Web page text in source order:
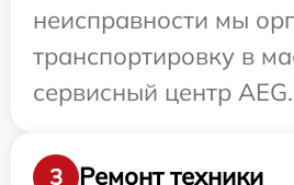
неисправности мы
транспортировку в
сервисный центр AEG.
3 Ремонт техники